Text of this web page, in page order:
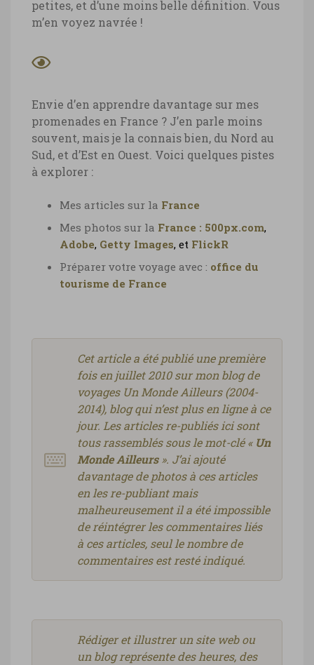
petites, et d’une moins belle définition. Vous
m’en voyez navrée !
Envie d’en apprendre davantage sur mes
promenades en France ? J’en parle moins
souvent, mais je la connais bien, du Nord au
Sud, et d’Est en Ouest. Voici quelques pistes
à explorer :
Mes articles sur la France
Mes photos sur la France : 500px.com,
Adobe, Getty Images, et FlickR
Préparer votre voyage avec : office du
tourisme de France
Cet article a été publié une première
fois en juillet 2010 sur mon blog de
voyages Un Monde Ailleurs (2004-
2014), blog qui n’est plus en ligne à ce
jour. Les articles re-publiés ici sont
tous rassemblés sous le mot-clé « Un
Monde Ailleurs». J’ai ajouté
davantage de photos à ces articles
en les re-publiant mais
malheureusement il a été impossible
de réintégrer les commentaires liés
à ces articles, seul le nombre de
commentaires est resté indiqué.
Rédiger et illustrer un site web ou
un blog représente des heures, des